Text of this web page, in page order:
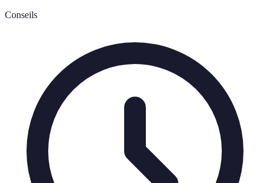
Conseils